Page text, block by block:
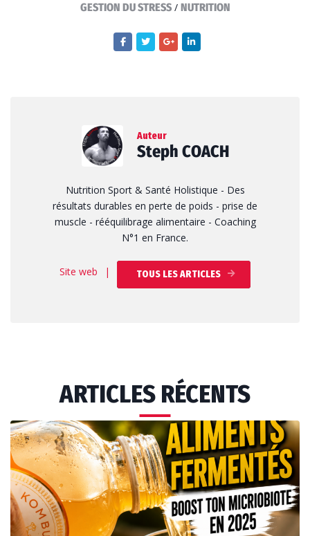
GESTION DU STRESS/ NUTRITION
Auteur
Steph COACH
Nutrition Sport & Santé Holistique - Des
résultats durables en perte de poids - prise de
muscle - rééquilibrage alimentaire - Coaching
N°1 en France.
Site web | TOUS LES ARTICLES
ARTICLES RÉCENTS